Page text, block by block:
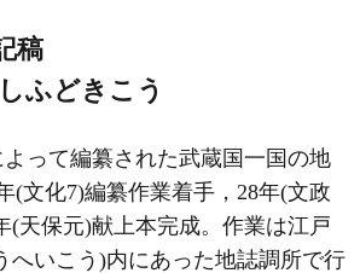
稿
ふどきこう
って編纂された武蔵国一国の地
(文化7)編纂作業着手，28年(文政
(天保元)献上本完成。作業は江戸
へいこう)内にあった地誌調所で行